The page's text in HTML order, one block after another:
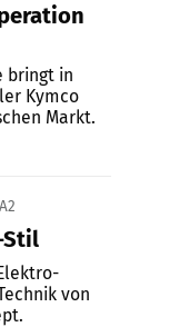
bringt in
Kymco
Markt.
Stil
von